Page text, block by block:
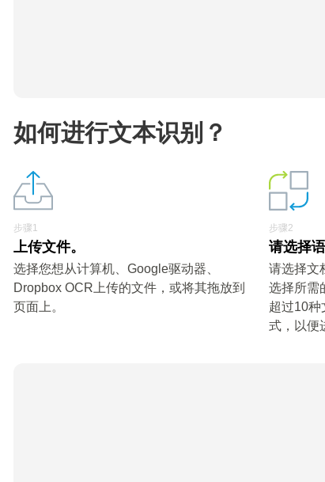
如何进行文本识别？
步骤1
上传文件。
选择您想从计算机、Google驱动器、
Dropbox OCR上传的文件，或将其拖放到
页面上。
步骤2
请选择
请选择文
选择所需
超过10种
式，以便